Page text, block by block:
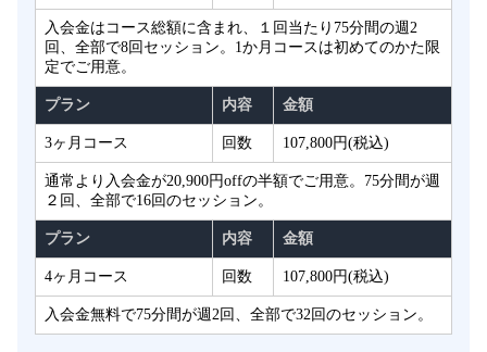
入会金はコース総額に含まれ、１回当たり75分間の週2
回、全部で8回セッション。1か月コースは初めてのかた限
定でご用意。
プラン 内容 金額
3ヶ月コース 回数 107,800円(税込)
通常より入会金が20,900円offの半額でご用意。75分間が週
２回、全部で16回のセッション。
プラン 内容 金額
4ヶ月コース 回数 107,800円(税込)
入会金無料で75分間が週2回、全部で32回のセッション。